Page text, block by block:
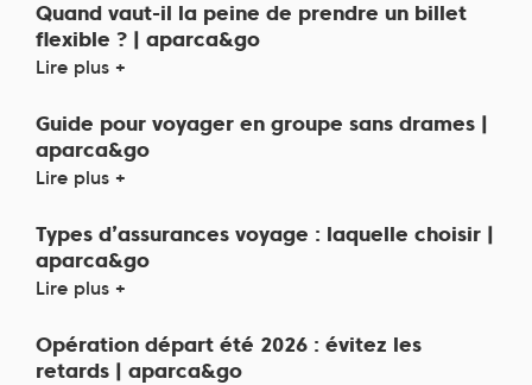
Quand vaut-il la peine de prendre un billet
flexible ? | aparca&go
Lire plus +
Guide pour voyager en groupe sans drames |
aparca&go
Lire plus +
Types d’assurances voyage : laquelle choisir |
aparca&go
Lire plus +
Opération départ été 2026 : évitez les
retards | aparca&go